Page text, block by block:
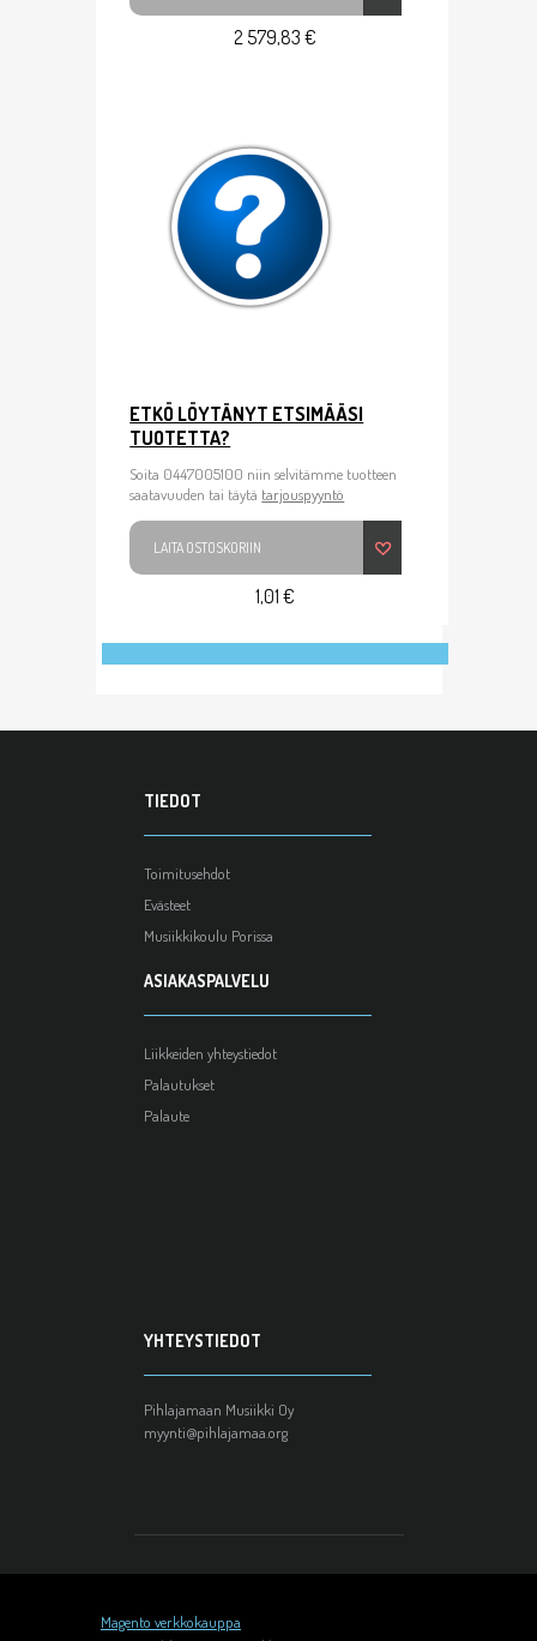
2 579,83 €
ETKÖ LÖYTÄNYT ETSIMÄÄSI
TUOTETTA?
Soita 0447005100 niin selvitämme tuotteen
saatavuuden tai täytä tarjouspyyntö
LAITA OSTOSKORIIN
1,01 €
TIEDOT
Toimitusehdot
Evästeet
Musiikkikoulu Porissa
ASIAKASPALVELU
Liikkeiden yhteystiedot
Palautukset
Palaute
YHTEYSTIEDOT
Pihlajamaan Musiikki Oy
myynti@pihlajamaa.org
Magento verkkokauppa